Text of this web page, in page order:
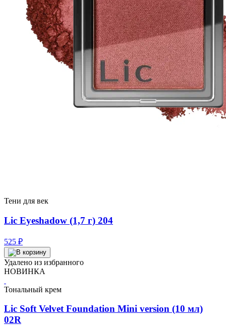
Тени для век
Lic Eyeshadow (1,7 г) 204
525 ₽
Удалено из избранного
НОВИНКА
Тональный крем
Lic Soft Velvet Foundation Mini version (10 мл)
02R